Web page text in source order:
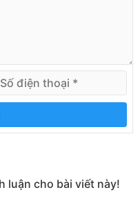
luận cho bài viết này!